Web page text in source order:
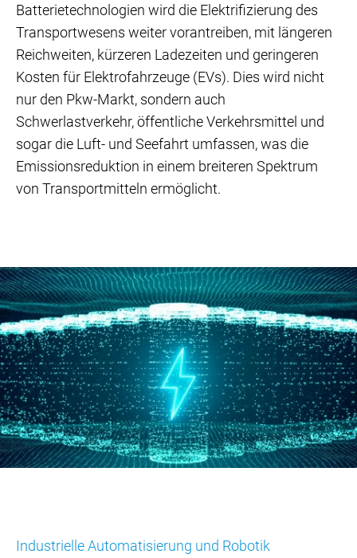
Batterietechnologien wird die Elektrifizierung des
Transportwesens weiter vorantreiben, mit längeren
Reichweiten, kürzeren Ladezeiten und geringeren
Kosten für Elektrofahrzeuge (EVs). Dies wird nicht
nur den Pkw-Markt, sondern auch
Schwerlastverkehr, öffentliche Verkehrsmittel und
sogar die Luft- und Seefahrt umfassen, was die
Emissionsreduktion in einem breiteren Spektrum
von Transportmitteln ermöglicht.
Industrielle Automatisierung und Robotik